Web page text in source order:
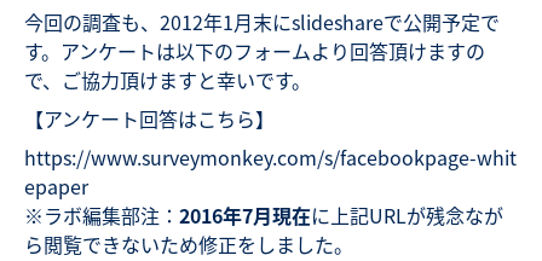
今回の調査も、2012年1月末にslideshareで公開予定で
す。アンケートは以下のフォームより回答頂けますの
で、ご協力頂けますと幸いです。
【アンケート回答はこちら】
https://www.surveymonkey.com/s/facebookpage-whit
epaper
※ラボ編集部注： 2016年7月現在に上記URLが残念なが
ら閲覧できないため修正をしました。